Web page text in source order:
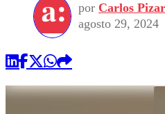
por Carlos
agosto 29, 2024